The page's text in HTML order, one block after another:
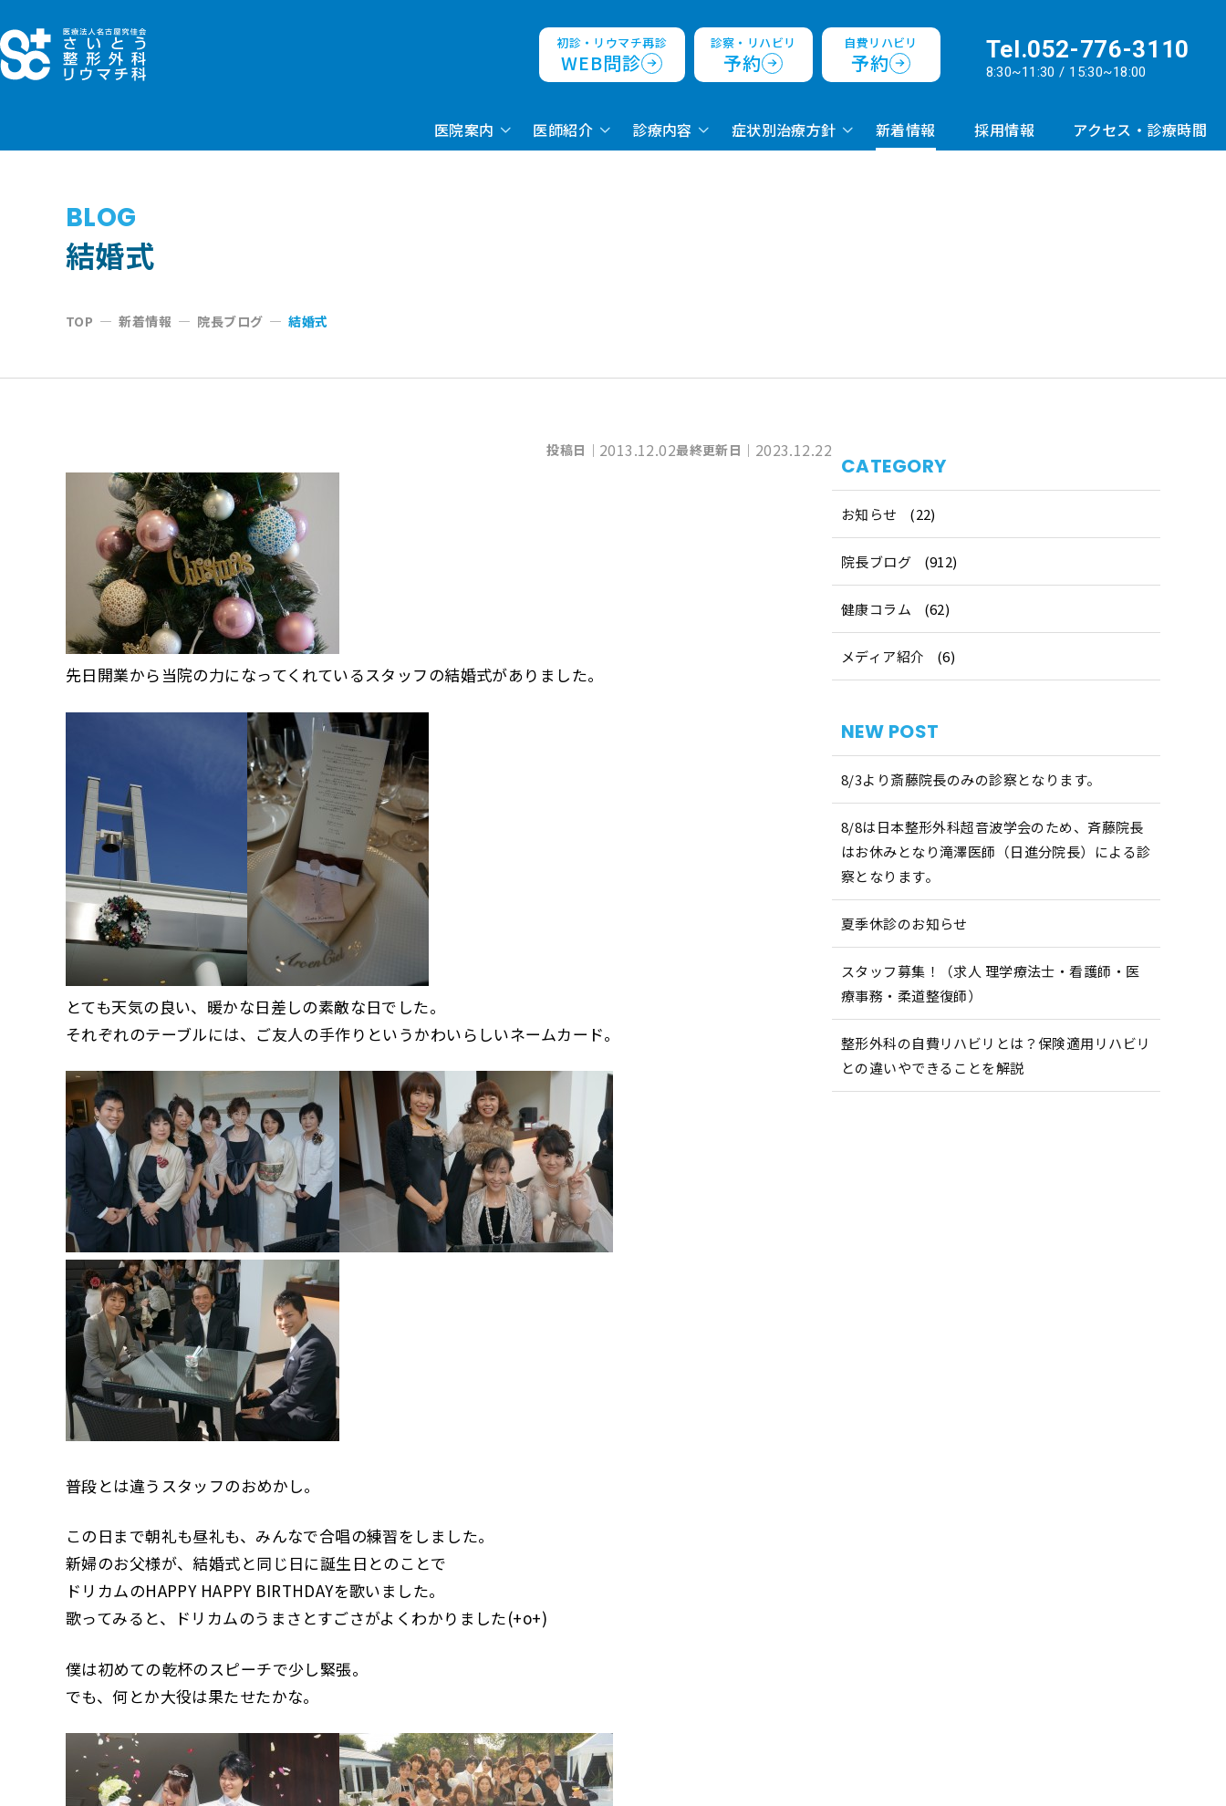
ン
テ
へ
初診・リウマチ再診
WEB問診
診察・リハビリ
予約
自費リハビリ
予約 Tel.052-776-3110
8:30~11:30 / 15:30~18:00
医院案内 医師紹介 診療内容 症状別治療方針 新着情報 採用情報 アクセス・診療時間
BLOG
結婚式
TOP —新着情報 — 院長ブログ —結婚式
投稿日｜ 2013.12.02最終更新日｜ 2023.12.22
先日開業から当院の力になってくれているスタッフの結婚式がありました。
とても天気の良い、暖かな日差しの素敵な日でした。
それぞれのテーブルには、ご友人の手作りというかわいらしいネームカード。
普段とは違うスタッフのおめかし。
この日まで朝礼も昼礼も、みんなで合唱の練習をしました。
新婦のお父様が、結婚式と同じ日に誕生日とのことで
ドリカムのHAPPY HAPPY BIRTHDAYを歌いました。
歌ってみると、ドリカムのうまさとすごさがよくわかりました(+o+)
僕は初めての乾杯のスピーチで少し緊張。
でも、何とか大役は果たせたかな。
CATEGORY
お知らせ (22)
院長ブログ (912)
健康コラム (62)
メディア紹介 (6)
NEW POST
8/3より斎藤院長のみの診察となります。
8/8は日本整形外科超音波学会のため、斉藤院長
はお休みとなり滝澤医師（日進分院長）による診
察となります。
夏季休診のお知らせ
スタッフ募集！（求人 理学療法士・看護師・医
療事務・柔道整復師）
整形外科の自費リハビリとは？保険適用リハビリ
との違いやできることを解説